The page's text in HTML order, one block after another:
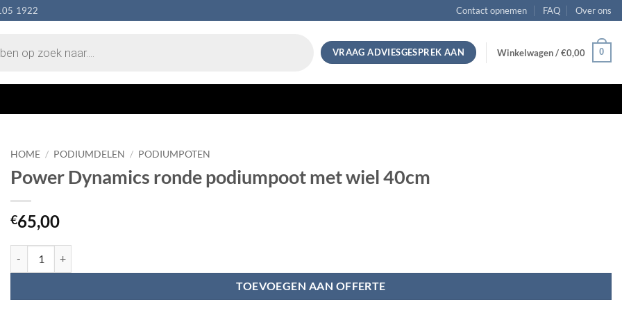
1922 Contact opnemen FAQ Over ons
VRAAG ADVIESGESPREK AAN Winkelwagen /€0,00 0
HOME / PODIUMDELEN / PODIUMPOTEN
Power Dynamics ronde podiumpoot met wiel 40cm
€65,00
TOEVOEGEN AAN OFFERTE